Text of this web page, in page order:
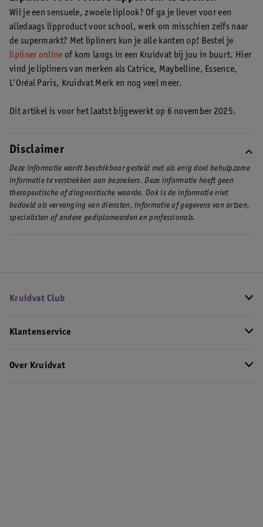
zodat je de hele dag geniet van een mooi resultaat.
meer over het verlengen van de hold van je lipliner.
Wil je een sensuele, zwoele liplook? Of ga je liever voor een
alledaags lipproduct voor school, werk om misschien zelfs naar
de supermarkt? Met lipliners kun je alle kanten op! Bestel je
lipliner online of kom langs in een Kruidvat bij jou in buurt. Hier
vind je lipliners van merken als Catrice, Maybelline, Essence,
L’Oréal Paris, Kruidvat Merk en nog veel meer.
Dit artikel is voor het laatst bijgewerkt op 6 november 2025.
Disclaimer
Deze informatie wordt beschikbaar gesteld met als enig doel behulpzame
informatie te verstrekken aan bezoekers. Deze informatie heeft geen
therapeutische of diagnostische waarde. Ook is de informatie niet
bedoeld als vervanging van diensten, informatie of gegevens van artsen,
specialisten of andere gediplomeerden en professionals.
Kruidvat Club
Klantenservice
Over Kruidvat